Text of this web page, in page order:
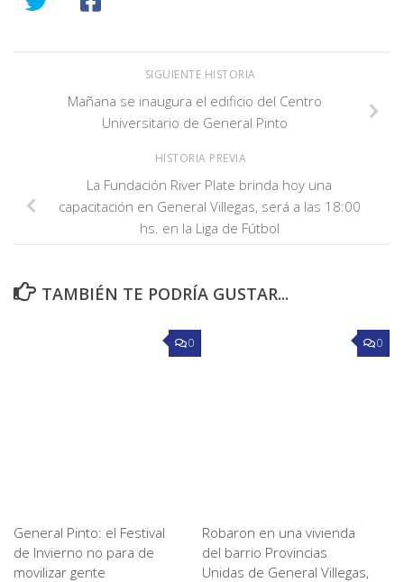
SIGUIENTE HISTORIA
Mañana se inaugura el edificio del Centro
Universitario de General Pinto
HISTORIA PREVIA
La Fundación River Plate brinda hoy una
capacitación en General Villegas, será a las 18:00
hs. en la Liga de Fútbol
TAMBIÉN TE PODRÍA GUSTAR...
0
General Pinto: el Festival
de Invierno no para de
movilizar gente
0
Robaron en una vivienda
del barrio Provincias
Unidas de General Villegas,